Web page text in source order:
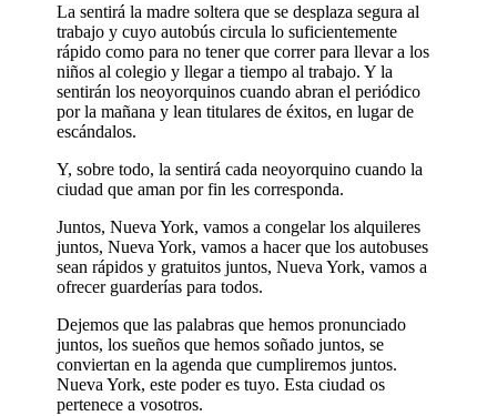
La sentirá la madre soltera que se desplaza segura al
trabajo y cuyo autobús circula lo suficientemente
rápido como para no tener que correr para llevar a los
niños al colegio y llegar a tiempo al trabajo. Y la
sentirán los neoyorquinos cuando abran el periódico
por la mañana y lean titulares de éxitos, en lugar de
escándalos.
Y, sobre todo, la sentirá cada neoyorquino cuando la
ciudad que aman por fin les corresponda.
Juntos, Nueva York, vamos a congelar los alquileres
juntos, Nueva York, vamos a hacer que los autobuses
sean rápidos y gratuitos juntos, Nueva York, vamos a
ofrecer guarderías para todos.
Dejemos que las palabras que hemos pronunciado
juntos, los sueños que hemos soñado juntos, se
conviertan en la agenda que cumpliremos juntos.
Nueva York, este poder es tuyo. Esta ciudad os
pertenece a vosotros.